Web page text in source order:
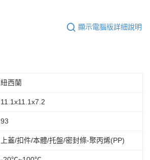
顯示電腦版詳細說明
紐西蘭
11.1x11.1x7.2
93
上蓋/扣件/本體/托盤/密封條-聚丙烯(PP)